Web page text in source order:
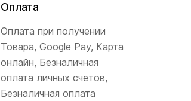
Оплата
Оплата при получении
Товара, Google Pay, Карта
онлайн, Безналичная
оплата личных счетов,
Безналичная оплата